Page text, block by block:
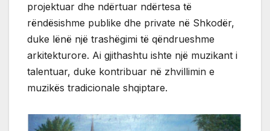
projektuar dhe ndërtuar ndërtesa të
rëndësishme publike dhe private në Shkodër,
duke lënë një trashëgimi të qëndrueshme
arkitekturore. Ai gjithashtu ishte një muzikant i
talentuar, duke kontribuar në zhvillimin e
muzikës tradicionale shqiptare.